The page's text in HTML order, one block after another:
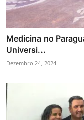
Medicina no
Universi...
Dezembro 24, 2024